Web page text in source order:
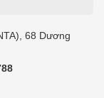
68 Dương